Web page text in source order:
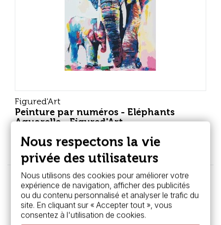
Figured'Art
Peinture par numéros - Eléphants
Aquarelle - Figured'Art
39,95 €
Rupture de stock
Nous respectons la vie
privée des utilisateurs
Nous utilisons des cookies pour améliorer votre
expérience de navigation, afficher des publicités
ou du contenu personnalisé et analyser le trafic du
site. En cliquant sur « Accepter tout », vous
consentez à l'utilisation de cookies.